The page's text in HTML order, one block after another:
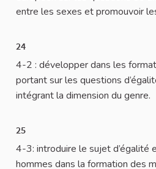
entre les sexes et promouvoir
24
4-2 : développer dans les
portant sur les questions
intégrant la dimension du genre.
25
4-3: introduire le sujet d’égalité
hommes dans la formation des